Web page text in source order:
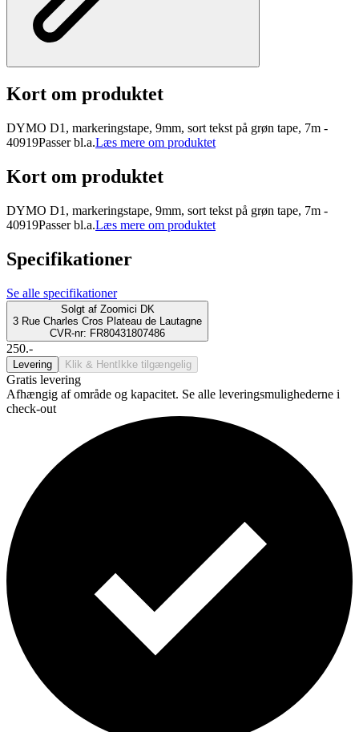
Kort om produktet
DYMO D1, markeringstape, 9mm, sort tekst på grøn tape, 7m -
40919Passer bl.a.Læs mere om produktet
Kort om produktet
DYMO D1, markeringstape, 9mm, sort tekst på grøn tape, 7m -
40919Passer bl.a.Læs mere om produktet
Specifikationer
Se alle specifikationer
Solgt af Zoomici DK
3 Rue Charles Cros Plateau de Lautagne
CVR-nr: FR80431807486
250.-
Levering Klik & Hent Ikke tilgængelig
Gratis levering
Afhængig af område og kapacitet. Se alle leveringsmulighederne i
check-out